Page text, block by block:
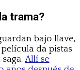
trama?
bajo llave,
da pistas
Allí se